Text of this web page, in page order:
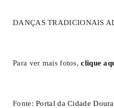
DANÇAS TRADICIONAIS
Para ver mais fotos,clique
Fonte:Portal da Cidade